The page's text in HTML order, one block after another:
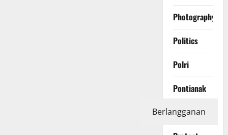
Photography
Politics
Polri
Pontianak
Prabumulih
Berlangganan